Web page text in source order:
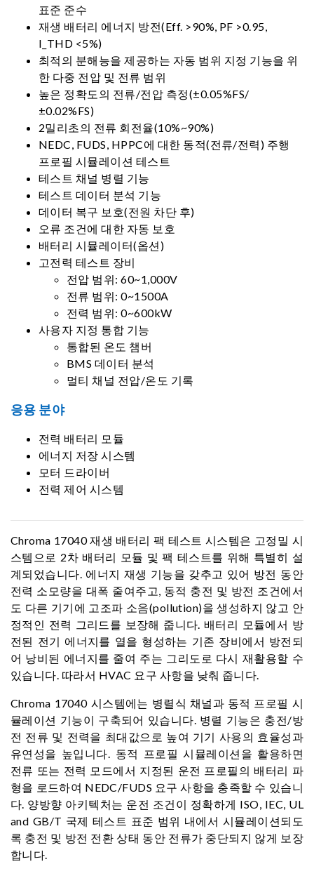
표준 준수
재생 배터리 에너지 방전(Eff. >90%, PF >0.95,
I_THD <5%)
최적의 분해능을 제공하는 자동 범위 지정 기능을 위
한 다중 전압 및 전류 범위
높은 정확도의 전류/전압 측정(±0.05%FS/
±0.02%FS)
2밀리초의 전류 회전율(10%~90%)
NEDC, FUDS, HPPC에 대한 동적(전류/전력) 주행
프로필 시뮬레이션 테스트
테스트 채널 병렬 기능
테스트 데이터 분석 기능
데이터 복구 보호(전원 차단 후)
오류 조건에 대한 자동 보호
배터리 시뮬레이터(옵션)
고전력 테스트 장비
전압 범위: 60~1,000V
전류 범위: 0~1500A
전력 범위: 0~600kW
사용자 지정 통합 기능
통합된 온도 챔버
BMS 데이터 분석
멀티 채널 전압/온도 기록
응용 분야
전력 배터리 모듈
에너지 저장 시스템
모터 드라이버
전력 제어 시스템
Chroma 17040 재생 배터리 팩 테스트 시스템은 고정밀 시
스템으로 2차 배터리 모듈 및 팩 테스트를 위해 특별히 설
계되었습니다. 에너지 재생 기능을 갖추고 있어 방전 동안
전력 소모량을 대폭 줄여주고, 동적 충전 및 방전 조건에서
도 다른 기기에 고조파 소음(pollution)을 생성하지 않고 안
정적인 전력 그리드를 보장해 줍니다. 배터리 모듈에서 방
전된 전기 에너지를 열을 형성하는 기존 장비에서 방전되
어 낭비된 에너지를 줄여 주는 그리도로 다시 재활용할 수
있습니다. 따라서 HVAC 요구 사항을 낮춰 줍니다.
Chroma 17040 시스템에는 병렬식 채널과 동적 프로필 시
뮬레이션 기능이 구축되어 있습니다. 병렬 기능은 충전/방
전 전류 및 전력을 최대값으로 높여 기기 사용의 효율성과
유연성을 높입니다. 동적 프로필 시뮬레이션을 활용하면
전류 또는 전력 모드에서 지정된 운전 프로필의 배터리 파
형을 로드하여 NEDC/FUDS 요구 사항을 충족할 수 있습니
다. 양방향 아키텍처는 운전 조건이 정확하게 ISO, IEC, UL
and GB/T 국제 테스트 표준 범위 내에서 시뮬레이션되도
록 충전 및 방전 전환 상태 동안 전류가 중단되지 않게 보장
합니다.